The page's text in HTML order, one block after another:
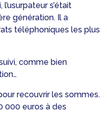
s’était
génération. Il a
téléphoniques les plus
comme bien
recouvrir les sommes.
000 euros à des